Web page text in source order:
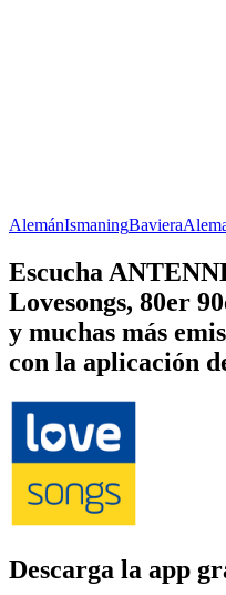
AlemánIsmaningBaviera
Escucha
Lovesongs, 80er
y muchas más
con la aplicación
Descarga la app